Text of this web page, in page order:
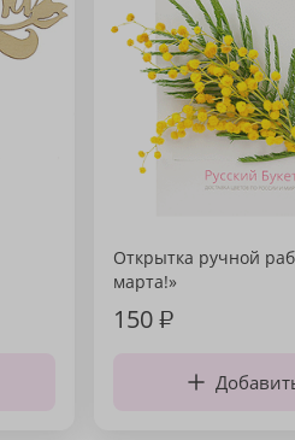
Открытка ручной
марта!»
150₽